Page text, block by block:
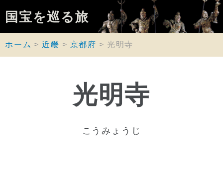
国宝を巡る旅
ホーム 近畿 京都府 光明寺
光明寺
こうみょうじ